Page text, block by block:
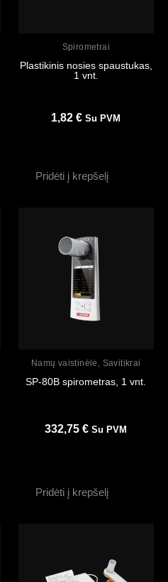
Spirometrai
Plastikinis nosies spaustukas,
1 vnt.
1,82€ Su PVM
Pridėti į krepšelį
Namų vaistinėlė , Savitikrai
SP-80B spirometras, 1 vnt.
332,75€ Su PVM
Pridėti į krepšelį